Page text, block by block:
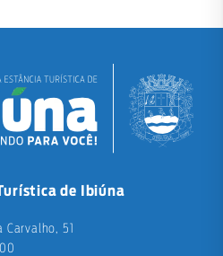
de Ibiúna
Carvalho, 51